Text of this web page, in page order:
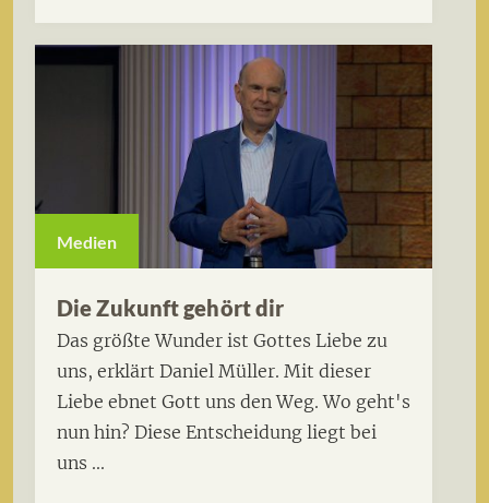
Medien
Die Zukunft gehört dir
Das größte Wunder ist Gottes Liebe zu
uns, erklärt Daniel Müller. Mit dieser
Liebe ebnet Gott uns den Weg. Wo geht's
nun hin? Diese Entscheidung liegt bei
uns ...